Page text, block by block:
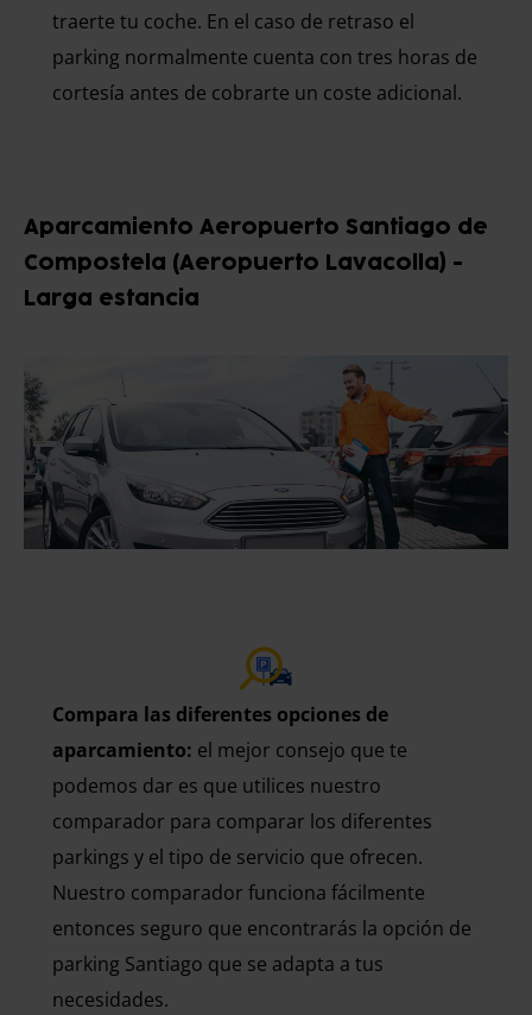
traerte tu coche. En el caso de retraso el
parking normalmente cuenta con tres horas de
cortesía antes de cobrarte un coste adicional.
Aparcamiento Aeropuerto Santiago de
Compostela (Aeropuerto Lavacolla) -
Larga estancia
Compara las diferentes opciones de
aparcamiento: el mejor consejo que te
podemos dar es que utilices nuestro
comparador para comparar los diferentes
parkings y el tipo de servicio que ofrecen.
Nuestro comparador funciona fácilmente
entonces seguro que encontrarás la opción de
parking Santiago que se adapta a tus
necesidades.